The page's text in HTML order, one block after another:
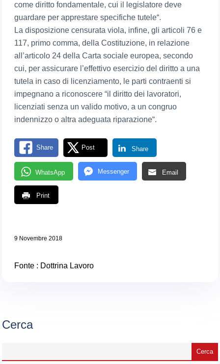
come diritto fondamentale, cui il legislatore deve
guardare per apprestare specifiche tutele“.
La disposizione censurata viola, infine, gli articoli 76 e
117, primo comma, della Costituzione, in relazione
all’articolo 24 della Carta sociale europea, secondo
cui, per assicurare l’effettivo esercizio del diritto a una
tutela in caso di licenziamento, le parti contraenti si
impegnano a riconoscere “il diritto dei lavoratori,
licenziati senza un valido motivo, a un congruo
indennizzo o altra adeguata riparazione“.
Share Post Share
WhatsApp Messenger Email
Print
9 Novembre 2018
Fonte : Dottrina Lavoro
Cerca